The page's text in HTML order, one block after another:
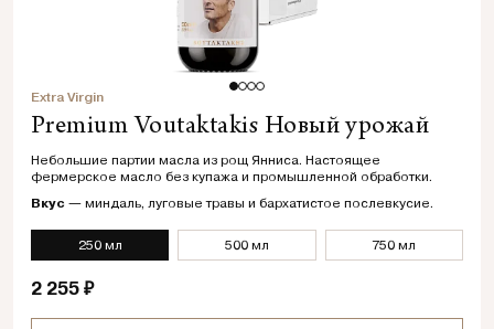
Extra Virgin
Premium Voutaktakis Новый урожай
Небольшие партии масла из рощ Янниса. Настоящее
фермерское масло без купажа и промышленной обработки.
Вкус — миндаль, луговые травы и бархатистое послевкусие.
250 мл 500 мл 750 мл
2 255 ₽